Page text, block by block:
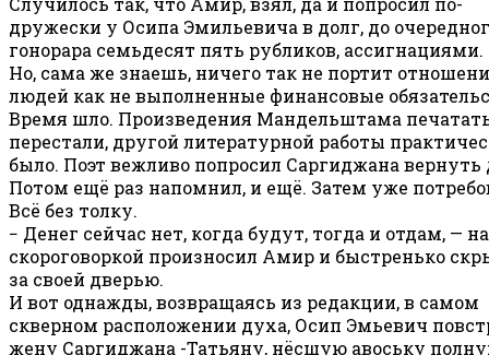
дружески у Осипа Эмильевича в долг, до
гонорара семьдесят пять рубликов, ассигнациями.
Но, сама же знаешь, ничего так не портит
людей как не выполненные финансовые
Время шло. Произведения Мандельштама
перестали, другой литературной работы
было. Поэт вежливо попросил Саргиджана вернуть
Потом ещё раз напомнил, и ещё. Затем уже
Всё без толку.
− Денег сейчас нет, когда будут, тогда и отдам, —
скороговоркой произносил Амир и быстренько
за своей дверью.
И вот однажды, возвращаясь из редакции, в самом
скверном расположении духа, Осип Эмьевич
жену Саргиджана -Татьяну, нёсшую авоську